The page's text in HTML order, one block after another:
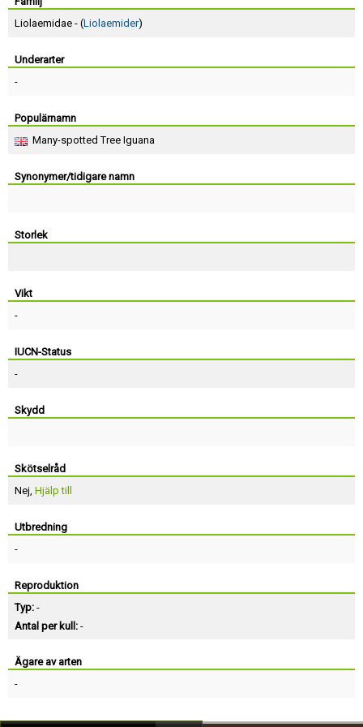
Liolaemidae - (Liolaemider)
Underarter
-
Populärnamn
Many-spotted Tree Iguana
Synonymer/tidigare namn
Storlek
Vikt
-
IUCN-Status
-
Skydd
Skötselråd
Nej, Hjälp till
Utbredning
-
Reproduktion
Typ: -
Antal per kull: -
Ägare av arten
-